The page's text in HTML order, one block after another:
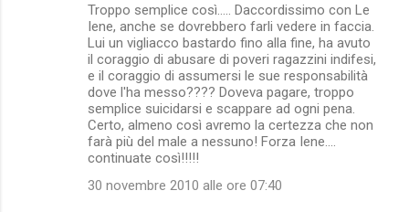
Troppo semplice così..... Daccordissimo con Le
Iene, anche se dovrebbero farli vedere in faccia.
Lui un vigliacco bastardo fino alla fine, ha avuto
il coraggio di abusare di poveri ragazzini indifesi,
e il coraggio di assumersi le sue responsabilità
dove l'ha messo???? Doveva pagare, troppo
semplice suicidarsi e scappare ad ogni pena.
Certo, almeno così avremo la certezza che non
farà più del male a nessuno! Forza Iene....
continuate così!!!!!
30 novembre 2010 alle ore 07:40